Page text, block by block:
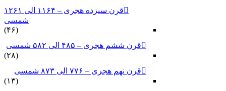
قرن سیزده هجری – ۱۱۶۴ الی ۱۲۶۱
شمسی
(۴۶)
قرن ششم هجری – ۴۸۵ الی ۵۸۲ شمسی
(۲۸)
قرن نهم هجری – ۷۷۶ الی ۸۷۳ شمسی
(۱۳)